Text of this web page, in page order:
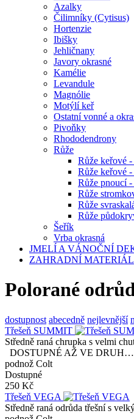
Azalky
Čilimníky (Cytisus)
Hortenzie
Ibišky
Jehličnany
Javory okrasné
Kamélie
Levandule
Magnólie
Motýlí keř
Ostatní vonné a
Pivoňky
Rhododendrony
Růže
Růže keřové
Růže keřové
Růže pnoucí
Růže
Růže
Růže
Šeřík
Vrba okrasná
JMELÍ A VÁNOČNÍ
ZAHRADNÍ MATERIÁL
Polorané
dostupnost abecedně nejlevnější
Třešeň SUMMIT
Středně raná chrupka s velmi
DOSTUPNÉ AŽ VE DRUH…
podnož Colt
Dostupné
250 Kč
Třešeň VEGA
Středně raná odrůda třešní s